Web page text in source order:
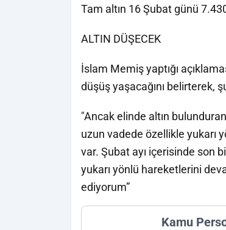
Tam altın 16 Şubat günü
ALTIN DÜŞECEK
İslam Memiş yaptığı
düşüş yaşacağını belirterek,
"Ancak elinde altın
uzun vadede özellikle yukarı
var. Şubat ayı içerisinde son
yukarı yönlü hareketlerini
ediyorum”
Kamu